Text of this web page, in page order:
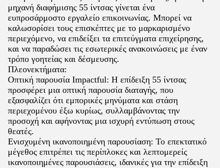
μηχανή διαφήμισης 55 ίντσας γίνεται ένα
ευπροσάρμοστο εργαλείο επικοινωνίας. Μπορεί να
καλωσορίσει τους επισκέπτες με το μαρκαρισμένο
περιεχόμενο, να επιδείξει τα επιτεύγματα επιχείρησης,
και να παραδώσει τις εσωτερικές ανακοινώσεις με έναν
τρόπο γοητείας και δέσμευσης.
Πλεονεκτήματα:
Οπτική παρουσία Impactful: Η επίδειξη 55 ίντσας
προσφέρει μια οπτική παρουσία διαταγής, που
εξασφαλίζει ότι εμπορικές μηνύματα και στάση
περιεχομένου έξω κυρίως, συλλαμβάνοντας την
προσοχή και αφήνοντας μια ισχυρή εντύπωση στους
θεατές.
Ενισχυμένη ικανοποιημένη παρουσίαση: Το επεκτατικό
μέγεθος επιτρέπει τις περίπλοκες και λεπτομερείς
ικανοποιημένες παρουσιάσεις, ιδανικές για την επίδειξη